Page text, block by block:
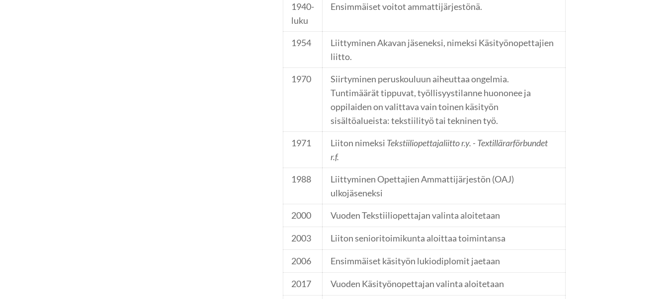
1940-
luku
Ensimmäiset voitot ammattijärjestönä.
1954
Liittyminen Akavan jäseneksi, nimeksi Käsityönopettajien
liitto.
1970
Siirtyminen peruskouluun aiheuttaa ongelmia.
Tuntimäärät tippuvat, työllisyystilanne huononee ja
oppilaiden on valittava vain toinen käsityön
sisältöalueista: tekstiilityö tai tekninen työ.
1971 Liiton nimeksi Tekstiiliopettajaliitto r.y. - Textillärarförbundet
r.f.
1988
Liittyminen Opettajien Ammattijärjestön (OAJ)
ulkojäseneksi
2000 Vuoden Tekstiiliopettajan valinta aloitetaan
2003 Liiton senioritoimikunta aloittaa toimintansa
2006 Ensimmäiset käsityön lukiodiplomit jaetaan
2017 Vuoden Käsityönopettajan valinta aloitetaan